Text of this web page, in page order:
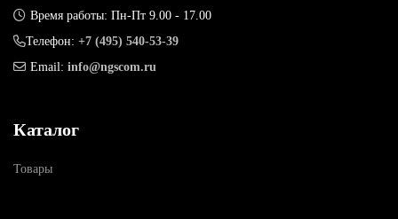
Время работы: Пн-Пт 9.00 - 17.00
Телефон: +7 (495) 540-53-39
Email: info@ngscom.ru
Каталог
Товары